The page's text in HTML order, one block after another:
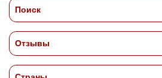
Поиск
Отзывы